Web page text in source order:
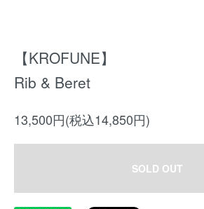
【KROFUNE】
Rib & Beret
13,500円(税込14,850円)
SOLD OUT